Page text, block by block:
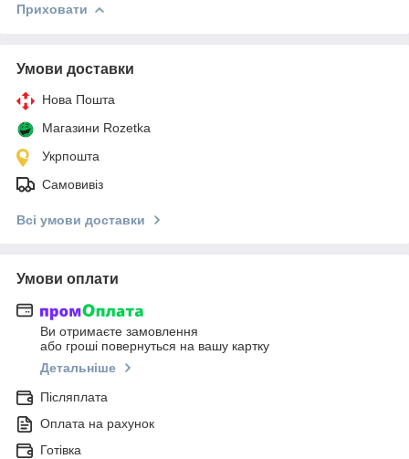
Приховати
Умови доставки
Нова Пошта
Магазини Rozetka
Укрпошта
Самовивіз
Всі умови доставки
Умови оплати
Ви отримаєте замовлення
або гроші повернуться на вашу картку
Детальніше
Післяплата
Оплата на рахунок
Готівка